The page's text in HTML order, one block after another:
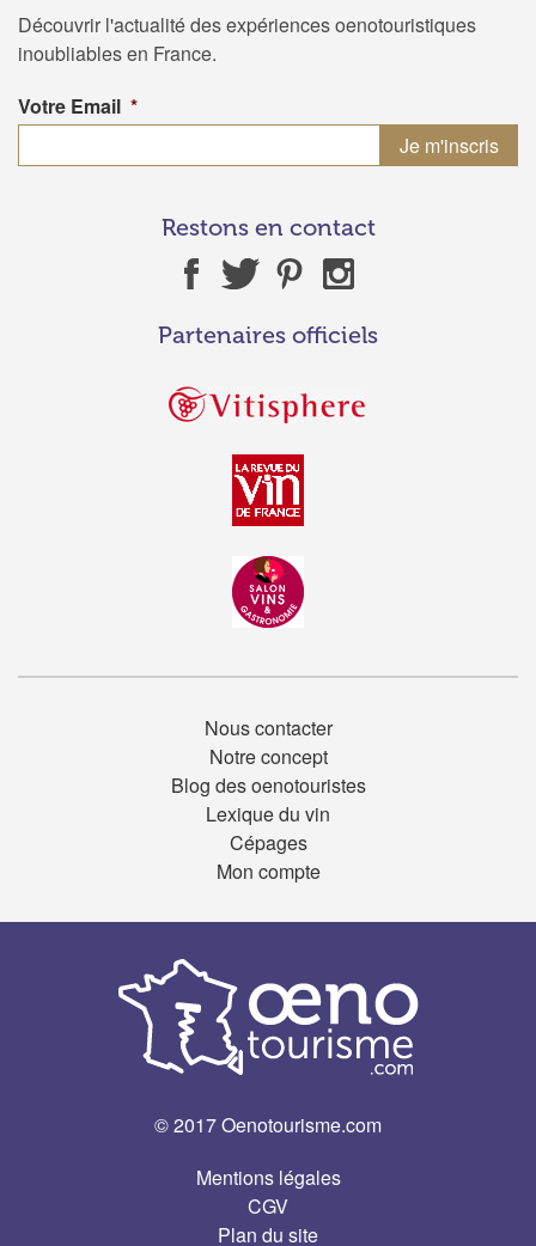
Découvrir l'actualité des expériences oenotouristiques
inoubliables en France.
Votre Email *
Restons en contact
Partenaires officiels
Nous contacter
Notre concept
Blog des oenotouristes
Lexique du vin
Cépages
Mon compte
© 2017 Oenotourisme.com
Mentions légales
CGV
Plan du site